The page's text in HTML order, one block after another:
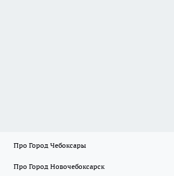
Про Город Чебоксары
Про Город Новочебоксарск